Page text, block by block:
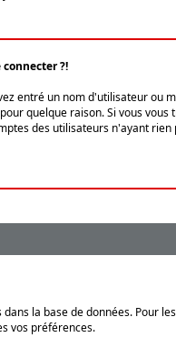
?!
entré un nom d'utilisateur ou
quelque raison. Si vous
des utilisateurs n'ayant
la base de données. Pour
vos préférences.